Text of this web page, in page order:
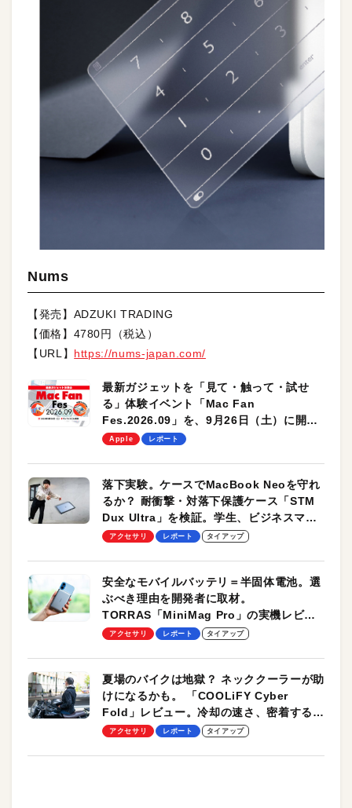
Nums
【発売】ADZUKI TRADING
【価格】4780円（税込）
【URL】 https://nums-japan.com/
最新ガジェットを「見て・触って・試せ
る」体験イベント「Mac Fan
Fes.2026.09」を、9月26日（土）に開催
します！
Apple レポート
落下実験。ケースでMacBook Neoを守れ
るか？ 耐衝撃・対落下保護ケース「STM
Dux Ultra」を検証。学生、ビジネスマン
のモバイルユースに最適！
アクセサリ レポート タイアップ
安全なモバイルバッテリ＝半固体電池。選
ぶべき理由を開発者に取材。
TORRAS「MiniMag Pro」の実機レビュ
ーも
アクセサリ レポート タイアップ
夏場のバイクは地獄？ ネッククーラーが助
けになるかも。 「COOLiFY Cyber
Fold」レビュー。冷却の速さ、密着する冷
却プレート、シンプルな操作性がグッド！
アクセサリ レポート タイアップ